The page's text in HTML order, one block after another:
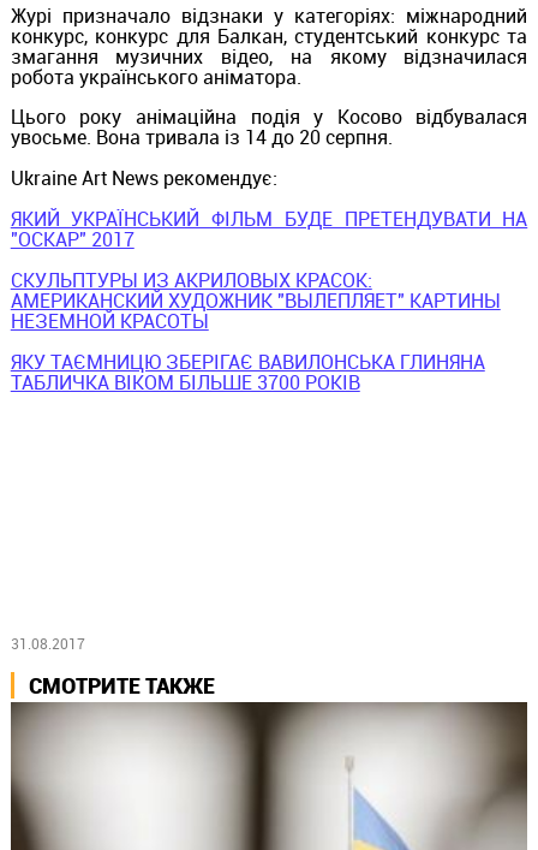
Журі призначало відзнаки у категоріях: міжнародний
конкурс, конкурс для Балкан, студентський конкурс та
змагання музичних відео, на якому відзначилася
робота українського аніматора.
Цього року анімаційна подія у Косово відбувалася
увосьме. Вона тривала із 14 до 20 серпня.
Ukraine Art News рекомендує:
ЯКИЙ УКРАЇНСЬКИЙ ФІЛЬМ БУДЕ ПРЕТЕНДУВАТИ НА
"ОСКАР" 2017
СКУЛЬПТУРЫ ИЗ АКРИЛОВЫХ КРАСОК:
АМЕРИКАНСКИЙ ХУДОЖНИК "ВЫЛЕПЛЯЕТ" КАРТИНЫ
НЕЗЕМНОЙ КРАСОТЫ
ЯКУ ТАЄМНИЦЮ ЗБЕРІГАЄ ВАВИЛОНСЬКА ГЛИНЯНА
ТАБЛИЧКА ВІКОМ БІЛЬШЕ 3700 РОКІВ
31.08.2017
СМОТРИТЕ ТАКЖЕ